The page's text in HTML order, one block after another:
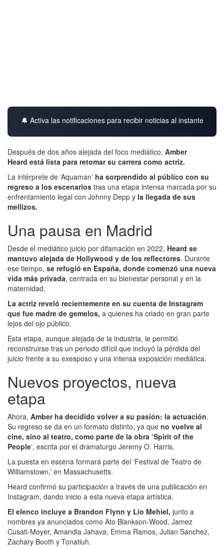
🔔 Activa las notificaciones para recibir noticias al instante
Después de dos años alejada del foco mediático, Amber
Heard está lista para retomar su carrera como actriz.
La intérprete de ‘Aquaman’ ha sorprendido al público con su
regreso a los escenarios tras una etapa intensa marcada por su
enfrentamiento legal con Johnny Depp y la llegada de sus
mellizos.
Una pausa en Madrid
Desde el mediático juicio por difamación en 2022, Heard se
mantuvo alejada de Hollywood y de los reflectores. Durante
ese tiempo, se refugió en España, donde comenzó una nueva
vida más privada, centrada en su bienestar personal y en la
maternidad.
La actriz reveló recientemente en su cuenta de Instagram
que fue madre de gemelos, a quienes ha criado en gran parte
lejos del ojo público.
Esta etapa, aunque alejada de la industria, le permitió
reconstruirse tras un periodo difícil que incluyó la pérdida del
juicio frente a su exesposo y una intensa exposición mediática.
Nuevos proyectos, nueva
etapa
Ahora, Amber ha decidido volver a su pasión: la actuación.
Su regreso se da en un formato distinto, ya que no vuelve al
cine, sino al teatro, como parte de la obra ‘Spirit of the
People‘, escrita por el dramaturgo Jeremy O. Harris.
La puesta en escena formará parte del ‘Festival de Teatro de
Williamstown,’ en Massachusetts.
Heard confirmó su participación a través de una publicación en
Instagram, dando inicio a esta nueva etapa artística.
El elenco incluye a Brandon Flynn y Lío Mehiel, junto a
nombres ya anunciados como Ato Blankson-Wood, Jamez
Cusati-Moyer, Amandla Jahava, Emma Ramos, Julian Sanchez,
Zachary Booth y Tonatiuh.